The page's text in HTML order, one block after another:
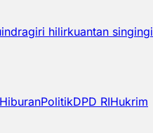
indragiri hilirkuantan singingi
HiburanPolitikDPD RIHukrim